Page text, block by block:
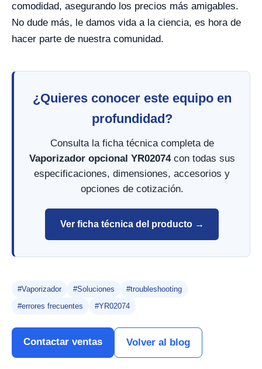
comodidad, asegurando los precios más amigables.
No dude más, le damos vida a la ciencia, es hora de
hacer parte de nuestra comunidad.
¿Quieres conocer este equipo en
profundidad?
Consulta la ficha técnica completa de
Vaporizador opcional YR02074con todas sus
especificaciones, dimensiones, accesorios y
opciones de cotización.
Ver ficha técnica del producto →
#Vaporizador #Soluciones
#troubleshooting
#errores frecuentes
#YR02074
Contactar ventas Volver al blog